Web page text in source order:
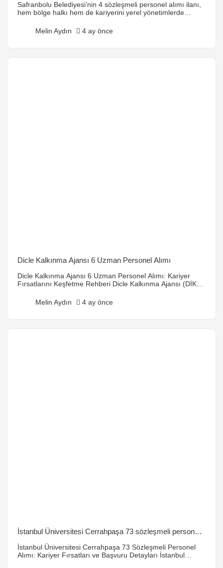
Safranbolu Belediyesi’nin 4 sözleşmeli personel alımı ilanı,
hem bölge halkı hem de kariyerini yerel yönetimlerde
UNESCO Dünya Miras Listesi’nde yer alan, tarihi ve kültürel
dokusuyla dünyanın göz bebeği olan bir kentte hizmet
Melin Aydın 4 ay önce
Dicle Kalkınma Ajansı 6 Uzman Personel Alımı
Dicle Kalkınma Ajansı 6 Uzman Personel Alımı: Kariyer
Fırsatlarını Keşfetme Rehberi Dicle Kalkınma Ajansı (DİKA),
kamu kurumu olarak, düzenli olarak nitelikli profesyonelleri
bünyesine katmaktadır. Son dönemde duyurulan Dicle
Melin Aydın 4 ay önce
İstanbul Üniversitesi Cerrahpaşa 73 sözleşmeli personel
İstanbul Üniversitesi Cerrahpaşa 73 Sözleşmeli Personel
Alımı: Kariyer Fırsatları ve Başvuru Detayları İstanbul